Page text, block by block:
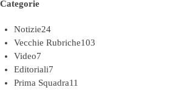
Categorie
Notizie24
Vecchie Rubriche103
Video7
Editoriali7
Prima Squadra11